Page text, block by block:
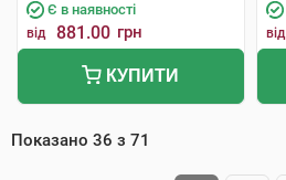
Є в наявності
від 881.00 грн
КУПИТИ
від
Показано 36 з 71